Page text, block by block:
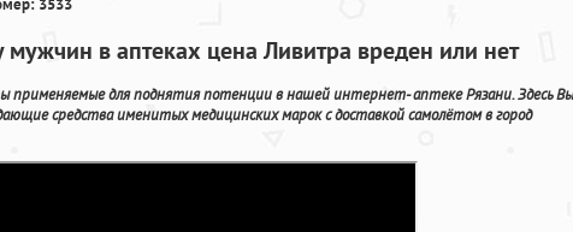
3533
мужчин в аптеках цена Ливитра вреден или нет
применяемые для поднятия потенции в нашей интернет- аптеке Рязани. Здесь Вы
средства именитых медицинских марок с доставкой самолётом в город